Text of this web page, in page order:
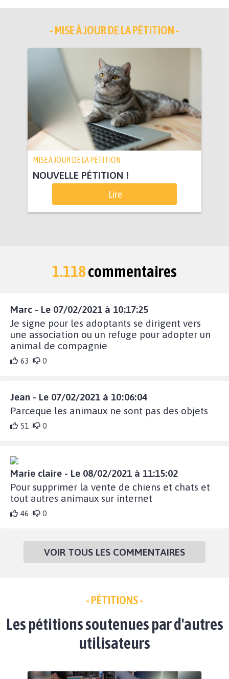
- MISE À JOUR DE LA PÉTITION -
MISE À JOUR DE LA PÉTITION
NOUVELLE PÉTITION !
Lire
1.118commentaires
Marc - Le 07/02/2021 à 10:17:25
Je signe pour les adoptants se dirigent vers
une association ou un refuge pour adopter un
animal de compagnie
63 0
Jean - Le 07/02/2021 à 10:06:04
Parceque les animaux ne sont pas des objets
51 0
Marie claire - Le 08/02/2021 à 11:15:02
Pour supprimer la vente de chiens et chats et
tout autres animaux sur internet
46 0
VOIR TOUS LES COMMENTAIRES
- PÉTITIONS -
Les pétitions soutenues par d'autres
utilisateurs